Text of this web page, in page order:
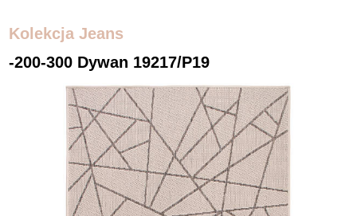
Kolekcja Jeans
-200-300 Dywan 19217/P19